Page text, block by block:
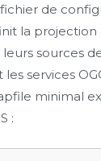
de
la projection
leurs sources
services
minimal
: